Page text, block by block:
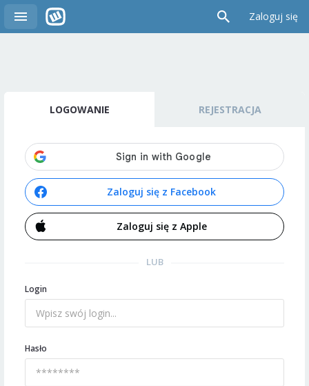
Zaloguj się
LOGOWANIE REJESTRACJA
Zaloguj się z Facebook
Zaloguj się z Apple
LUB
Login
Hasło